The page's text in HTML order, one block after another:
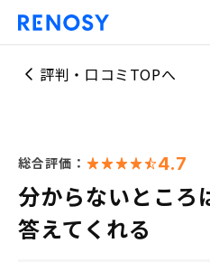
評判・口コミTOPへ
総合評価： 4.7
分からないところ
答えてくれる